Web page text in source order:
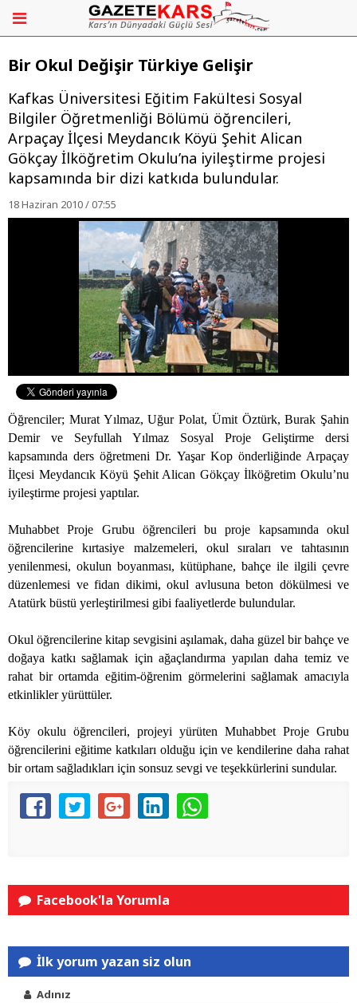
Bir Okul Değişir Türkiye Gelişir
Kafkas Üniversitesi Eğitim Fakültesi Sosyal
Bilgiler Öğretmenliği Bölümü öğrencileri,
Arpaçay İlçesi Meydancık Köyü Şehit Alican
Gökçay İlköğretim Okulu’na iyileştirme projesi
kapsamında bir dizi katkıda bulundular.
18 Haziran 2010 / 07:55
Öğrenciler; Murat Yılmaz, Uğur Polat, Ümit Öztürk, Burak Şahin
Demir ve Seyfullah Yılmaz Sosyal Proje Geliştirme dersi
kapsamında ders öğretmeni Dr. Yaşar Kop önderliğinde Arpaçay
İlçesi Meydancık Köyü Şehit Alican Gökçay İlköğretim Okulu’nu
iyileştirme projesi yaptılar.
Muhabbet Proje Grubu öğrencileri bu proje kapsamında okul
öğrencilerine kırtasiye malzemeleri, okul sıraları ve tahtasının
yenilenmesi, okulun boyanması, kütüphane, bahçe ile ilgili çevre
düzenlemesi ve fidan dikimi, okul avlusuna beton dökülmesi ve
Atatürk büstü yerleştirilmesi gibi faaliyetlerde bulundular.
Okul öğrencilerine kitap sevgisini aşılamak, daha güzel bir bahçe ve
doğaya katkı sağlamak için ağaçlandırma yapılan daha temiz ve
rahat bir ortamda eğitim-öğrenim görmelerini sağlamak amacıyla
etkinlikler yürüttüler.
Köy okulu öğrencileri, projeyi yürüten Muhabbet Proje Grubu
öğrencilerini eğitime katkıları olduğu için ve kendilerine daha rahat
bir ortam sağladıkları için sonsuz sevgi ve teşekkürlerini sundular.
Facebook'la Yorumla
İlk yorum yazan siz olun
Adınız